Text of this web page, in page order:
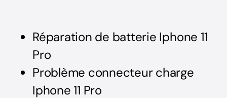
Réparation de batterie Iphone 11
Pro
Problème connecteur charge
Iphone 11 Pro